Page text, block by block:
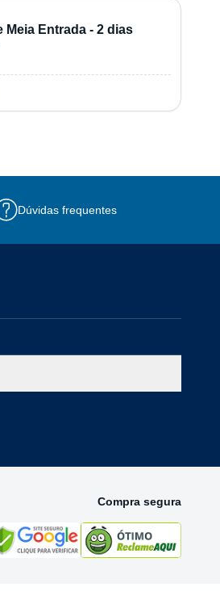
Meia Entrada - 2 dias
Dúvidas frequentes
Compra segura